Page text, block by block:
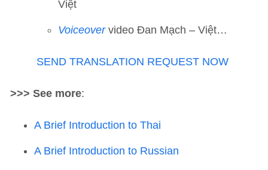
Việt
Voiceovervideo Đan Mạch – Việt…
SEND TRANSLATION REQUEST NOW
>>> See more:
A Brief Introduction to Thai
A Brief Introduction to Russian